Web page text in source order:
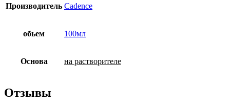
Производитель Cadence
обьем 100мл
Основа на растворителе
Отзывы